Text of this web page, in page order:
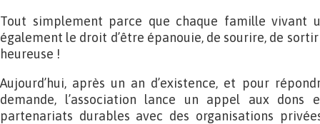
Tout simplement parce que chaque famille vivant
également le droit d’être épanouie, de sourire, de
heureuse !
Aujourd’hui, après un an d’existence, et pour
demande, l’association lance un appel aux dons
partenariats durables avec des organisations